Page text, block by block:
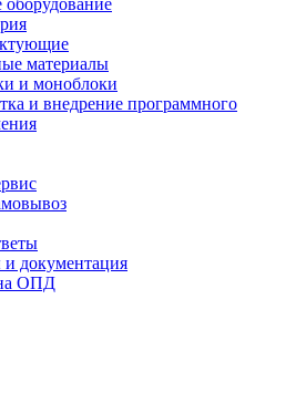
оборудование
материалы
и моноблоки
и внедрение программного
документация
ОПД